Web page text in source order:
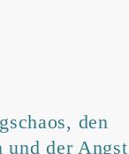
den
und der Angst